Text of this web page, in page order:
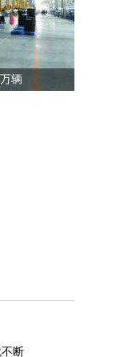
辆
断